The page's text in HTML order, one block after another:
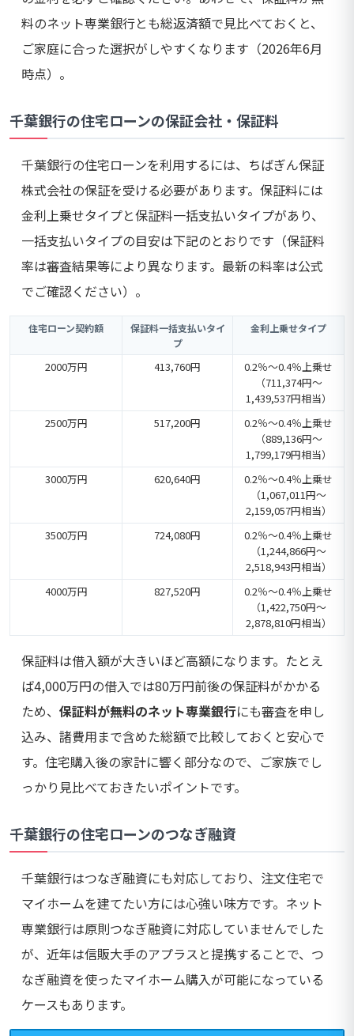
料のネット専業銀行とも総返済額で見比べておくと、
ご家庭に合った選択がしやすくなります（2026年6月
時点）。
千葉銀行の住宅ローンの保証会社・保証料
千葉銀行の住宅ローンを利用するには、ちばぎん保証
株式会社の保証を受ける必要があります。保証料には
金利上乗せタイプと保証料一括支払いタイプがあり、
一括支払いタイプの目安は下記のとおりです（保証料
率は審査結果等により異なります。最新の料率は公式
でご確認ください）。
住宅ローン契約額
保証料一括支払いタイ
プ
金利上乗せタイプ
2000万円 413,760円
0.2％～0.4％上乗せ
（711,374円～
1,439,537円相当）
2500万円
517,200円
0.2％～0.4％上乗せ
（889,136円～
1,799,179円相当）
3000万円
620,640円
0.2％～0.4％上乗せ
（1,067,011円～
2,159,057円相当）
3500万円
724,080円
0.2％～0.4％上乗せ
（1,244,866円～
2,518,943円相当）
4000万円
827,520円
0.2％～0.4％上乗せ
（1,422,750円～
2,878,810円相当）
保証料は借入額が大きいほど高額になります。たとえ
ば4,000万円の借入では80万円前後の保証料がかかる
ため、 保証料が無料のネット専業銀行にも審査を申し
込み、諸費用まで含めた総額で比較しておくと安心で
す。住宅購入後の家計に響く部分なので、ご家族でし
っかり見比べておきたいポイントです。
千葉銀行の住宅ローンのつなぎ融資
千葉銀行はつなぎ融資にも対応しており、注文住宅で
マイホームを建てたい方には心強い味方です。ネット
専業銀行は原則つなぎ融資に対応していませんでした
が、近年は信販大手のアプラスと提携することで、つ
なぎ融資を使ったマイホーム購入が可能になっている
ケースもあります。